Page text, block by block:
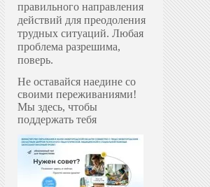
правильного направления
действий для преодоления
трудных ситуаций. Любая
проблема разрешима,
поверь.
Не оставайся наедине со
своими переживаниями!
Мы здесь, чтобы
поддержать тебя